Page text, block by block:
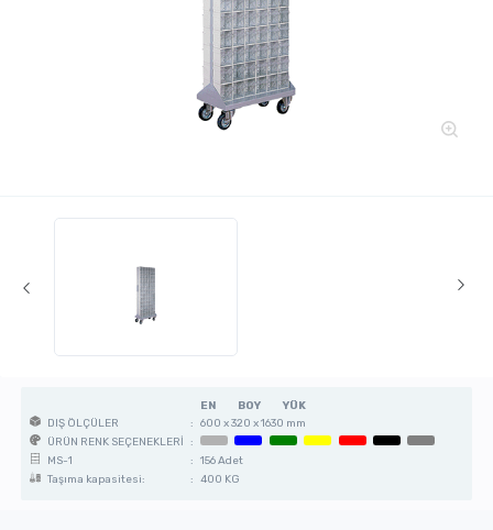
EN BOY
YÜK
DIŞ ÖLÇÜLER
: 600 x 320 x 1630 mm
ÜRÜN RENK SEÇENEKLERİ :
MS-1
: 156 Adet
Taşıma kapasitesi:
: 400 KG